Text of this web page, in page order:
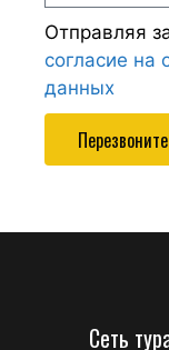
Отправляя
согласие на
данных
Сеть